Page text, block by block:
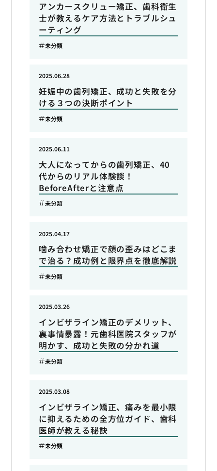
アンカースクリュー矯正、歯科衛生
士が教えるケア方法とトラブルシュ
ーティング
未分類
妊娠中の歯列矯正、成功と失敗を分
ける３つの決断ポイント
2025.06.28
未分類
大人になってからの歯列矯正、40
代からのリアル体験談！
BeforeAfterと注意点
2025.06.11
未分類
噛み合わせ矯正で顔の歪みはどこま
で治る？成功例と限界点を徹底解説
2025.04.17
未分類
インビザライン矯正のデメリット、
裏事情暴露！元歯科医院スタッフが
明かす、成功と失敗の分かれ道
2025.03.26
未分類
インビザライン矯正、痛みを最小限
に抑えるための全方位ガイド、歯科
医師が教える秘訣
2025.03.08
未分類